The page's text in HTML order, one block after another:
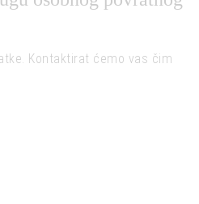
Kontaktirat ćemo vas čim